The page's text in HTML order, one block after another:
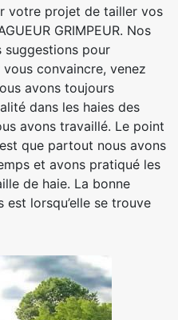
votre projet de tailler vos
GRIMPEUR. Nos
pour
convaincre, venez
avons toujours
dans les haies des
avons travaillé. Le point
que partout nous avons
et avons pratiqué les
de haie. La bonne
lorsqu’elle se trouve